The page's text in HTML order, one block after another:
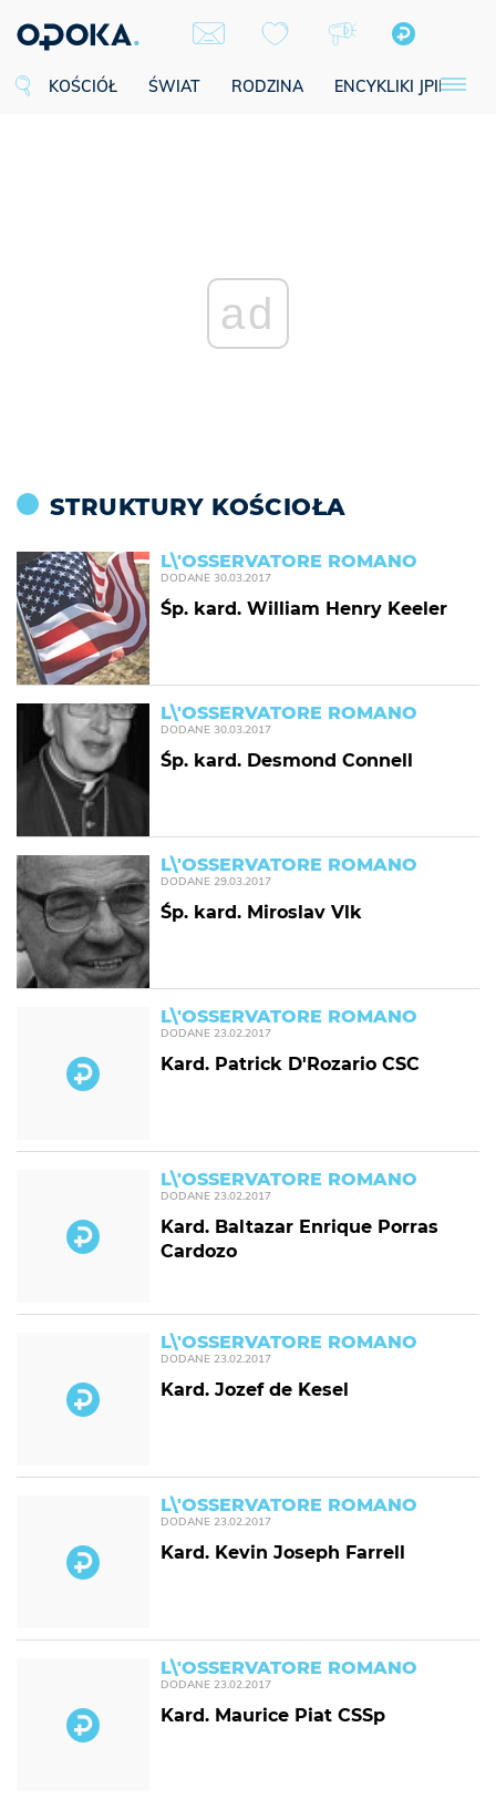
KOŚCIÓŁ ŚWIAT RODZINA ENCYKLIKI JPII
ad
STRUKTURY KOŚCIOŁA
L\'OSSERVATORE ROMANO
DODANE 30.03.2017
Śp. kard. William Henry Keeler
L\'OSSERVATORE ROMANO
DODANE 30.03.2017
Śp. kard. Desmond Connell
L\'OSSERVATORE ROMANO
DODANE 29.03.2017
Śp. kard. Miroslav Vlk
L\'OSSERVATORE ROMANO
DODANE 23.02.2017
Kard. Patrick D'Rozario CSC
L\'OSSERVATORE ROMANO
DODANE 23.02.2017
Kard. Baltazar Enrique Porras
Cardozo
L\'OSSERVATORE ROMANO
DODANE 23.02.2017
Kard. Jozef de Kesel
L\'OSSERVATORE ROMANO
DODANE 23.02.2017
Kard. Kevin Joseph Farrell
L\'OSSERVATORE ROMANO
DODANE 23.02.2017
Kard. Maurice Piat CSSp